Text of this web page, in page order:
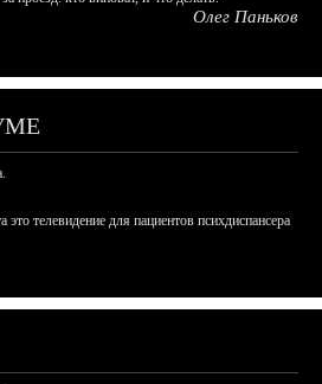
Олег Паньков
это телевидение для пациентов психдиспансера